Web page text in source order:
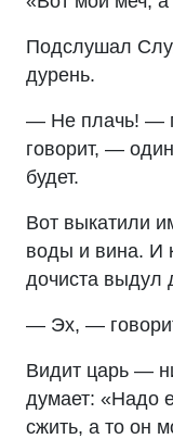
Подслушал
дурень.
— Не плачь! —
говорит, —
будет.
Вот выкатили
воды и вина. И
дочиста выдул
— Эх, —
Видит царь —
думает: «Надо
сжить, а то он